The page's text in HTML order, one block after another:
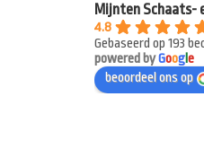
Mijnten Schaats-
4.8
Gebaseerd op 193
powered byGoogle
beoordeel ons op